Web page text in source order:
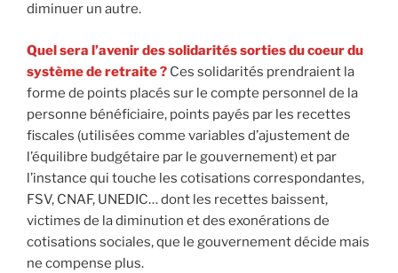
diminuer un autre.
Quel sera l’avenir des solidarités sorties du coeur du
système de retraite ? Ces solidarités prendraient la
forme de points placés sur le compte personnel de la
personne bénéficiaire, points payés par les recettes
fiscales (utilisées comme variables d’ajustement de
l’équilibre budgétaire par le gouvernement) et par
l’instance qui touche les cotisations correspondantes,
FSV, CNAF, UNEDIC… dont les recettes baissent,
victimes de la diminution et des exonérations de
cotisations sociales, que le gouvernement décide mais
ne compense plus.